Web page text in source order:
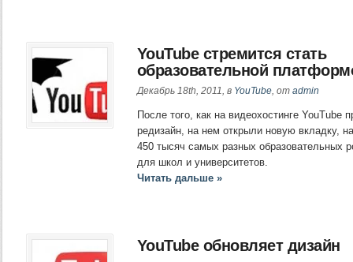
YouTube стремится стать
образовательной
Декабрь 18th, 2011, в YouTube, от admin
После того, как на видеохостинге YouTube
редизайн, на нем открыли новую вкладку,
450 тысяч самых разных образовательных
для школ и университетов.
Читать дальше »
YouTube обновляет дизайн